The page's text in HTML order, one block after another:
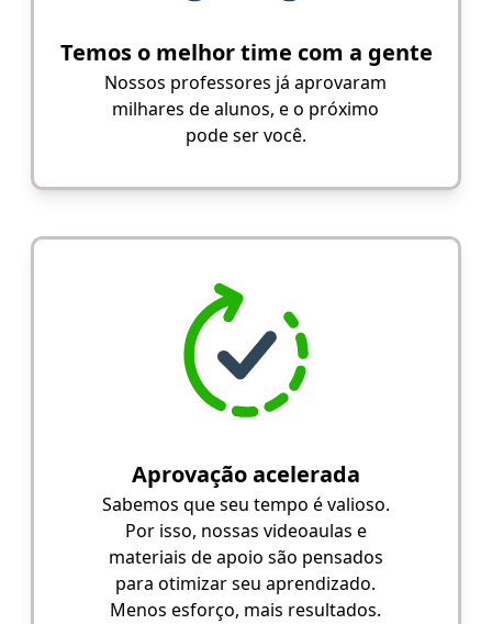
Temos o melhor time com a gente
Nossos professores já aprovaram
milhares de alunos, e o próximo
pode ser você.
Aprovação acelerada
Sabemos que seu tempo é valioso.
Por isso, nossas videoaulas e
materiais de apoio são pensados
para otimizar seu aprendizado.
Menos esforço, mais resultados.